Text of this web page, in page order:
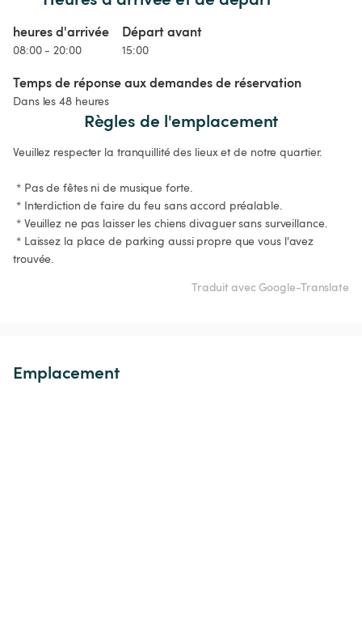
heures d'arrivée
08:00 - 20:00
Départ avant
15:00
Temps de réponse aux demandes de réservation
Dans les 48 heures
Règles de l'emplacement
Veuillez respecter la tranquillité des lieux et de notre quartier.
trouvée.
Traduit avec Google-Translate
Emplacement